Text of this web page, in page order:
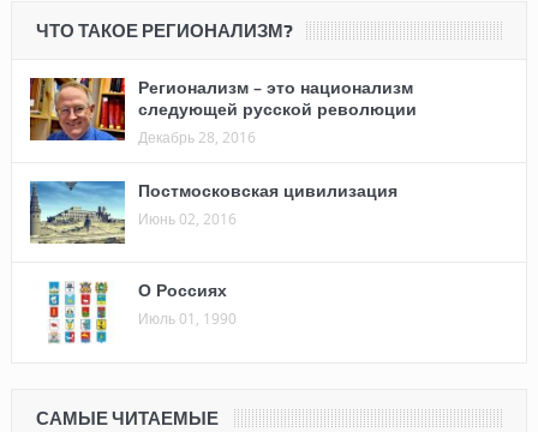
ЧТО ТАКОЕ РЕГИОНАЛИЗМ?
Регионализм – это национализм
следующей русской революции
Декабрь 28, 2016
Постмосковская цивилизация
Июнь 02, 2016
О Россиях
Июль 01, 1990
САМЫЕ ЧИТАЕМЫЕ